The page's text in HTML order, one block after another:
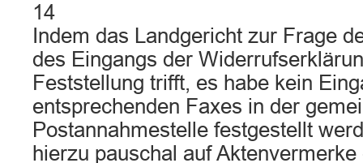
14
Indem das Landgericht zur Frage
des Eingangs der
Feststellung trifft, es habe kein
entsprechenden Faxes in der
Postannahmestelle festgestellt
hierzu pauschal auf Aktenvermerke